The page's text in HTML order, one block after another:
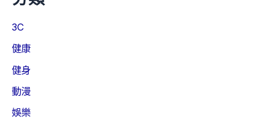
3C
健康
健身
動漫
娛樂